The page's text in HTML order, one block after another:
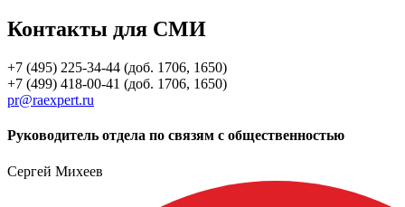
Контакты для СМИ
+7 (495) 225-34-44 (доб. 1706, 1650)
+7 (499) 418-00-41 (доб. 1706, 1650)
pr@raexpert.ru
Руководитель отдела по связям с общественностью
Сергей Михеев